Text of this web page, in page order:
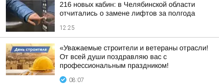
216 новых кабин: в Челябинской области
отчитались о замене лифтов за полгода
12:25
«Уважаемые строители и ветераны отрасли!
От всей души поздравляю вас с
профессиональным праздником!
08:07